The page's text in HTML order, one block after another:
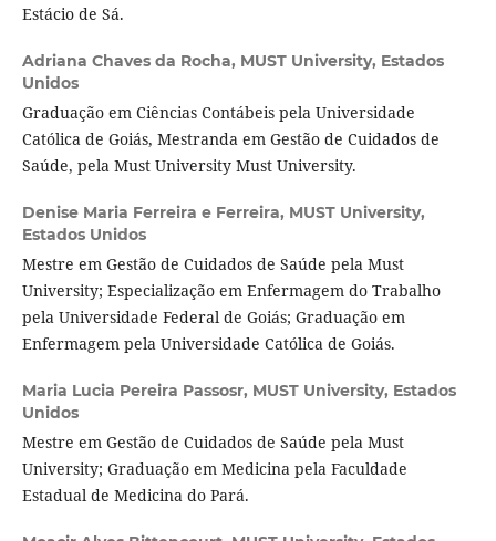
Estácio de Sá.
Adriana Chaves da Rocha, MUST University, Estados
Unidos
Graduação em Ciências Contábeis pela Universidade
Católica de Goiás, Mestranda em Gestão de Cuidados de
Saúde, pela Must University Must University.
Denise Maria Ferreira e Ferreira, MUST University,
Estados Unidos
Mestre em Gestão de Cuidados de Saúde pela Must
University; Especialização em Enfermagem do Trabalho
pela Universidade Federal de Goiás; Graduação em
Enfermagem pela Universidade Católica de Goiás.
Maria Lucia Pereira Passosr, MUST University, Estados
Unidos
Mestre em Gestão de Cuidados de Saúde pela Must
University; Graduação em Medicina pela Faculdade
Estadual de Medicina do Pará.